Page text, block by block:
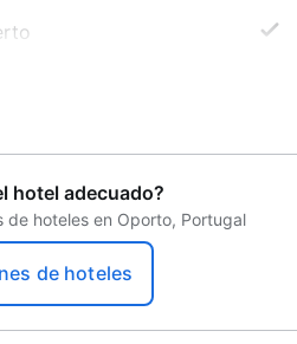
hotel adecuado?
de hoteles en Oporto, Portugal
de hoteles